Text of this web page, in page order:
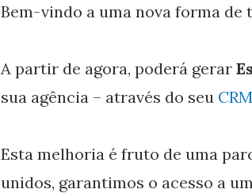
Bem-vindo a uma nova forma de
A partir de agora, poderá gerar
sua agência – através do seu
Esta melhoria é fruto de uma
unidos, garantimos o acesso a